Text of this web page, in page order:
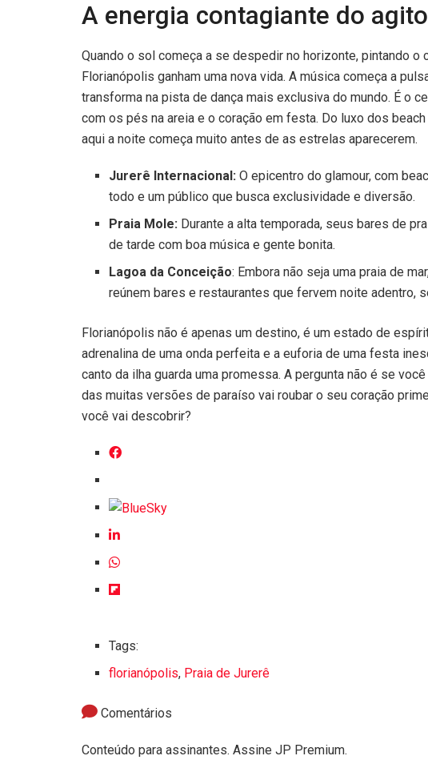
A energia contagiante do
Quando o sol começa a se despedir no horizonte, pintando
Florianópolis ganham uma nova vida. A música começa a
transforma na pista de dança mais exclusiva do mundo. É o
com os pés na areia e o coração em festa. Do luxo dos
aqui a noite começa muito antes de as estrelas aparecerem.
Jurerê Internacional: O epicentro do glamour, com
todo e um público que busca exclusividade e diversão.
Praia Mole: Durante a alta temporada, seus bares de
de tarde com boa música e gente bonita.
Lagoa da Conceição: Embora não seja uma praia de
reúnem bares e restaurantes que fervem noite adentro,
Florianópolis não é apenas um destino, é um estado de
adrenalina de uma onda perfeita e a euforia de uma festa
canto da ilha guarda uma promessa. A pergunta não é se
das muitas versões de paraíso vai roubar o seu coração
você vai descobrir?
Tags:
florianópolis, Praia de Jurerê
Comentários
Conteúdo para assinantes. Assine JP Premium.